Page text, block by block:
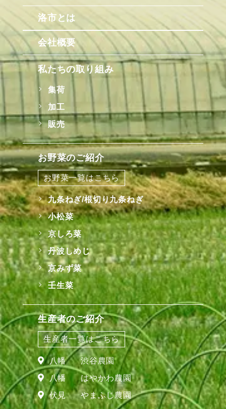
洛市とは
会社概要
私たちの取り組み
集荷
加工
販売
お野菜のご紹介
お野菜一覧はこちら
九条ねぎ/根切り九条ねぎ
小松菜
京しろ菜
丹波しめじ
京みず菜
壬生菜
生産者のご紹介
生産者一覧はこちら
八幡
渋谷農園
八幡
はやかわ農園
伏見
やまふじ農園